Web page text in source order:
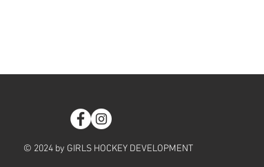
© 2024 by GIRLS HOCKEY DEVELOPMENT